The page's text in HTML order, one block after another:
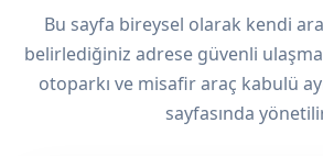
Bu sayfa bireysel olarak kendi
belirlediğiniz adrese güvenli
otoparkı ve misafir araç kabulü
sayfasında